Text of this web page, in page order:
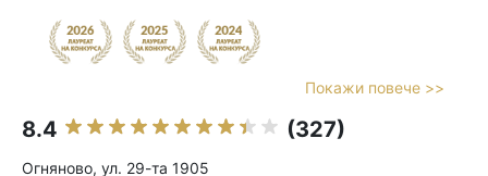
Покажи повече >>
8.4 (327)
Огняново, ул. 29-та 1905